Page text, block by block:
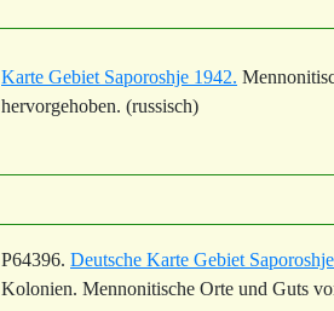
Karte Gebiet Saporoshje 1942.
hervorgehoben. (russisch)
P64396. Deutsche Karte Gebiet
Kolonien. Mennonitische Orte und Guts